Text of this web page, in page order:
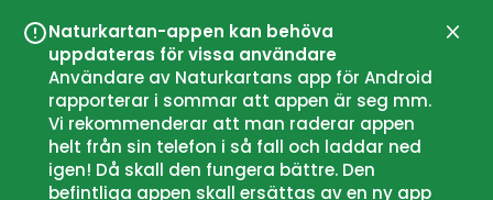
Naturkartan-appen kan behöva
uppdateras för vissa användare
Användare av Naturkartans app för Android
rapporterar i sommar att appen är seg mm.
Vi rekommenderar att man raderar appen
helt från sin telefon i så fall och laddar ned
igen! Då skall den fungera bättre. Den
befintliga appen skall ersättas av en ny app
Close